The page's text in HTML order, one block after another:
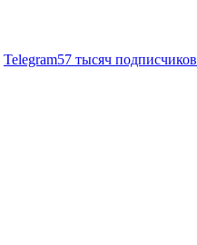
Telegram57 тысяч подписчиков